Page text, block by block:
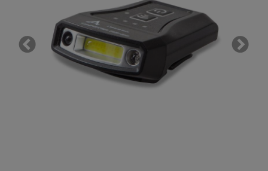
Previous Next